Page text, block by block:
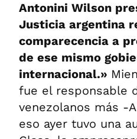
Antonini Wilson
Justicia argentina
comparecencia a
de ese mismo
internacional.»
fue el responsable
venezolanos más -
eso ayer tuvo una